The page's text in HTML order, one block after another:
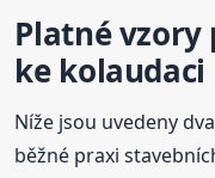
Platné vzory
ke kolaudaci
Níže jsou uvedeny
běžné praxi